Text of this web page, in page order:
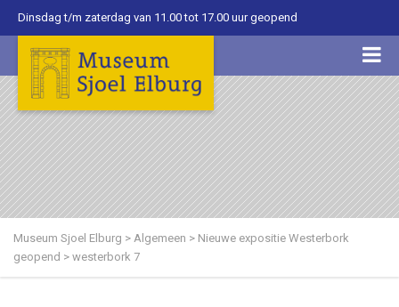
Dinsdag t/m zaterdag van 11.00 tot 17.00 uur geopend
Museum Sjoel Elburg > Algemeen > Nieuwe expositie Westerbork
geopend > westerbork 7